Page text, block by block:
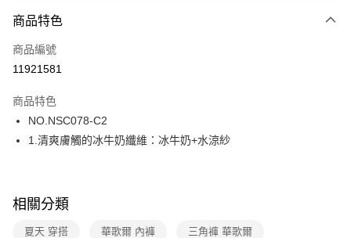
LINE Pay
街口支付
運送方式
全家取貨付款
每筆NT$80，滿NT$1,000(含以上)免運費
商品特色
商品編號
11921581
商品特色
NO.NSC078-C2
1.清爽膚觸的冰牛奶纖維：冰牛奶+水涼紗
相關分類
夏天 穿搭 華歌爾 內褲 三角褲 華歌爾